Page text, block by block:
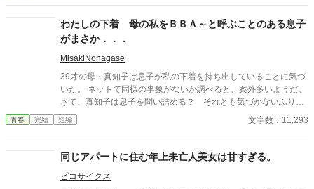
成できないのでビキニで代用しています。
わたしの下着 母の私をＢＢＡ～と呼ぶことのある息子
がまさか．．．
MisakiNonagase
39才の母・真知子は息子が私の下着を持ち出していることに気づ
いた。 ネットで同様の事象がないか調べると、案外多いようだ。
さて、真知子は息子を問い詰める？ それとも気づかないふりを
青春 完結 短編 文字数：11,293
同じアパートに住む年上未亡人美女は甘すぎる。
ピコサイクス